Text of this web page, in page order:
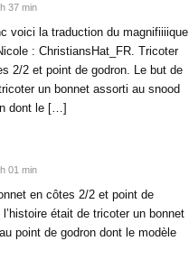
37 min
voici la traduction du magnifiiiique
: ChristiansHat_FR. Tricoter
2/2 et point de godron. Le but de
un bonnet assorti au snood
dont le […]
01 min
en côtes 2/2 et point de
était de tricoter un bonnet
point de godron dont le modèle